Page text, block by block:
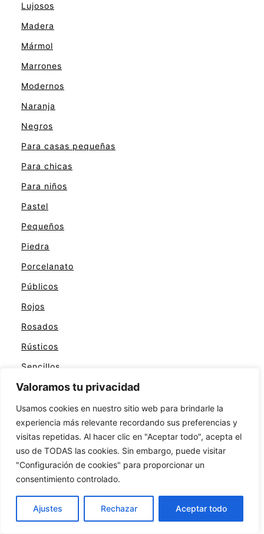
Valoramos tu privacidad
Usamos cookies en nuestro sitio web para brindarle la
experiencia más relevante recordando sus preferencias y
visitas repetidas. Al hacer clic en "Aceptar todo", acepta el
uso de TODAS las cookies. Sin embargo, puede visitar
"Configuración de cookies" para proporcionar un
consentimiento controlado.
Ajustes Rechazar Aceptar todo
Lujosos
Madera
Mármol
Marrones
Modernos
Naranja
Negros
Para casas pequeñas
Para chicas
Para niños
Pastel
Pequeños
Piedra
Porcelanato
Públicos
Rojos
Rosados
Rústicos
Sencillos
Tropicales
Turquesa
Verdes
RECIENTES